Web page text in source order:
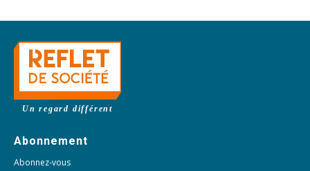
Un regard différent
Abonnement
Abonnez-vous